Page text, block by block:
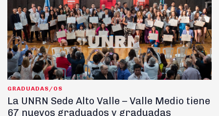
GRADUADAS/OS
La UNRN Sede Alto Valle – Valle Medio tiene
67 nuevos graduados y graduadas